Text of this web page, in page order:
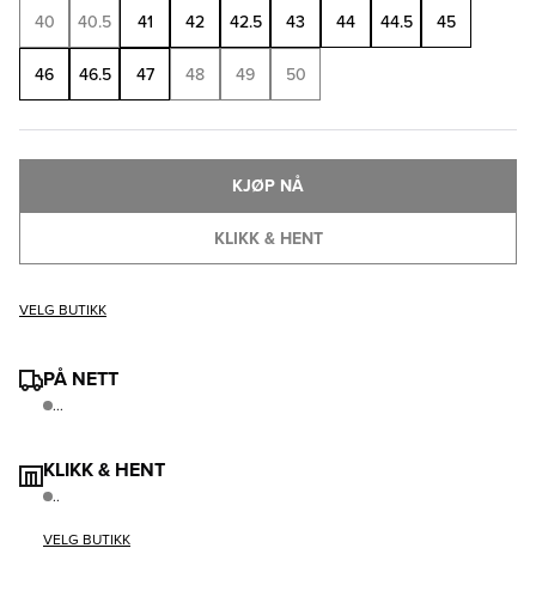
40 40.5 41 42 42.5 43 44 44.5 45
46 46.5 47 48 49 50
KLIKK & HENT
KJØP NÅ
VELG BUTIKK
PÅ NETT
...
KLIKK & HENT
..
VELG BUTIKK